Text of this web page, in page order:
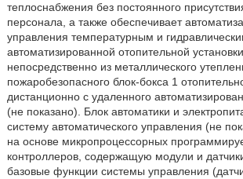
теплоснабжения без постоянного
персонала, а также обеспечивает
управления температурным и
автоматизированной отопительной
непосредственно из металлического
пожаробезопасного блок-бокса 1
дистанционно с удаленного
(не показано). Блок автоматики и
систему автоматического управления (не
на основе микропроцессорных
контроллеров, содержащую модули и
базовые функции системы управления